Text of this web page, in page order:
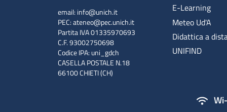
email: info@unich.it
PEC:ateneo@pec.unich.it
Partita IVA 01335970693
C.F. 93002750698
Codice IPA: uni_gdch
CASELLA POSTALE N.18
66100 CHIETI (CH)
E-Learning
Meteo Ud'A
Didattica a
UNIFIND